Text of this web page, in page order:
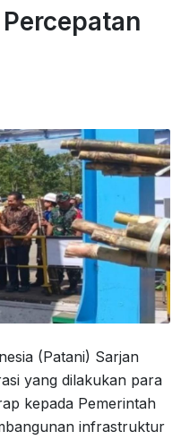
(Patani) Sarjan
yang dilakukan para
kepada Pemerintah
infrastruktur